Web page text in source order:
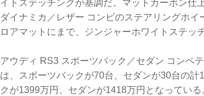
イトステッチングが基調だ。マットカーボン仕
ダイナミカ／レザー コンビのステアリングホ
ロアマットにまで、ジンジャーホワイトステッ
アウディ RS3 スポーツバック／セダン コンペ
は、スポーツバックが70台、セダンが30台の
クが1399万円、セダンが1418万円となってい